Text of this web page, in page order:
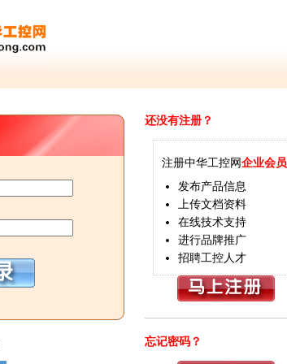
还没有注册？
注册中华工控网企业会员
发布产品信息
上传文档资料
在线技术支持
进行品牌推广
招聘工控人才
忘记密码？